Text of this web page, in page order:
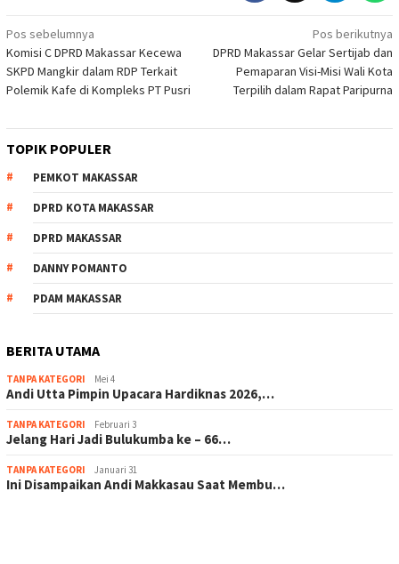
Navigasi
pos
Pos sebelumnya
Komisi C DPRD Makassar Kecewa
SKPD Mangkir dalam RDP Terkait
Polemik Kafe di Kompleks PT Pusri
Pos berikutnya
DPRD Makassar Gelar Sertijab dan
Pemaparan Visi-Misi Wali Kota
Terpilih dalam Rapat Paripurna
TOPIK POPULER
PEMKOT MAKASSAR
DPRD KOTA MAKASSAR
DPRD MAKASSAR
DANNY POMANTO
PDAM MAKASSAR
BERITA UTAMA
TANPA KATEGORI Mei 4
Andi Utta Pimpin Upacara Hardiknas 2026,…
TANPA KATEGORI Februari 3
Jelang Hari Jadi Bulukumba ke – 66…
TANPA KATEGORI Januari 31
Ini Disampaikan Andi Makkasau Saat Membu…